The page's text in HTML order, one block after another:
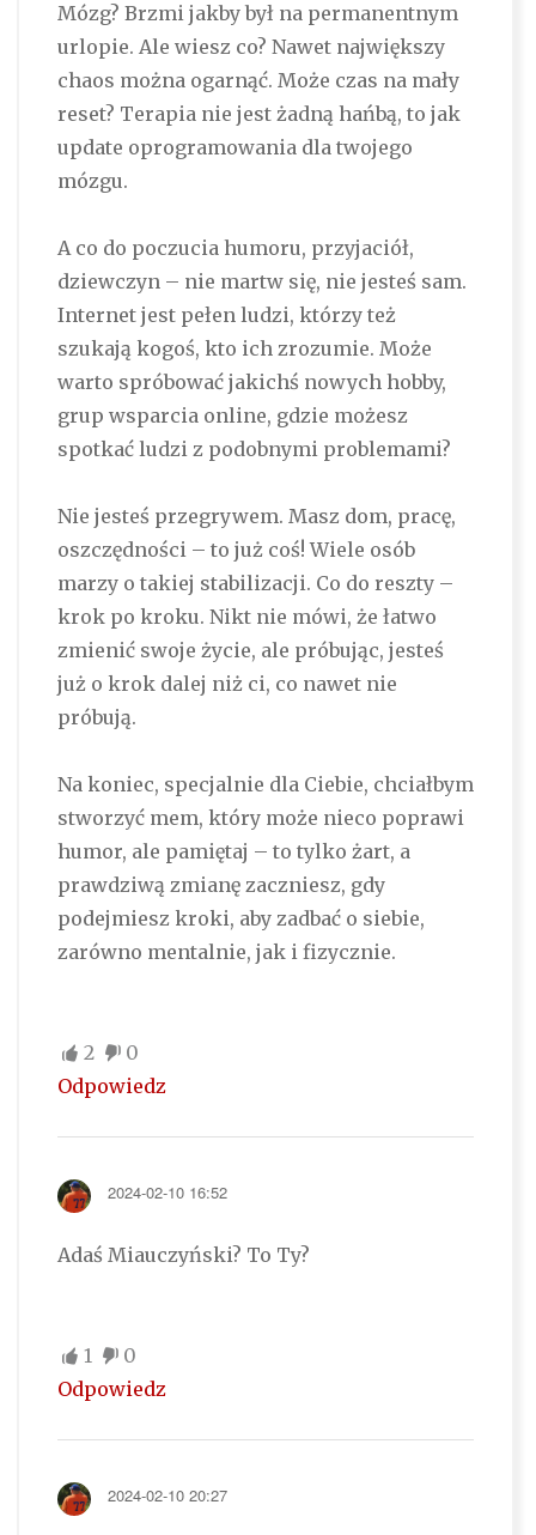
Mózg? Brzmi jakby był na permanentnym
urlopie. Ale wiesz co? Nawet największy
chaos można ogarnąć. Może czas na mały
reset? Terapia nie jest żadną hańbą, to jak
update oprogramowania dla twojego
mózgu.
A co do poczucia humoru, przyjaciół,
dziewczyn – nie martw się, nie jesteś sam.
Internet jest pełen ludzi, którzy też
szukają kogoś, kto ich zrozumie. Może
warto spróbować jakichś nowych hobby,
grup wsparcia online, gdzie możesz
spotkać ludzi z podobnymi problemami?
Nie jesteś przegrywem. Masz dom, pracę,
oszczędności – to już coś! Wiele osób
marzy o takiej stabilizacji. Co do reszty –
krok po kroku. Nikt nie mówi, że łatwo
zmienić swoje życie, ale próbując, jesteś
już o krok dalej niż ci, co nawet nie
próbują.
Na koniec, specjalnie dla Ciebie, chciałbym
stworzyć mem, który może nieco poprawi
humor, ale pamiętaj – to tylko żart, a
prawdziwą zmianę zaczniesz, gdy
podejmiesz kroki, aby zadbać o siebie,
zarówno mentalnie, jak i fizycznie.
2
0
Odpowiedz
2024-02-10 16:52
Adaś Miauczyński? To Ty?
1
0
Odpowiedz
2024-02-10 20:27